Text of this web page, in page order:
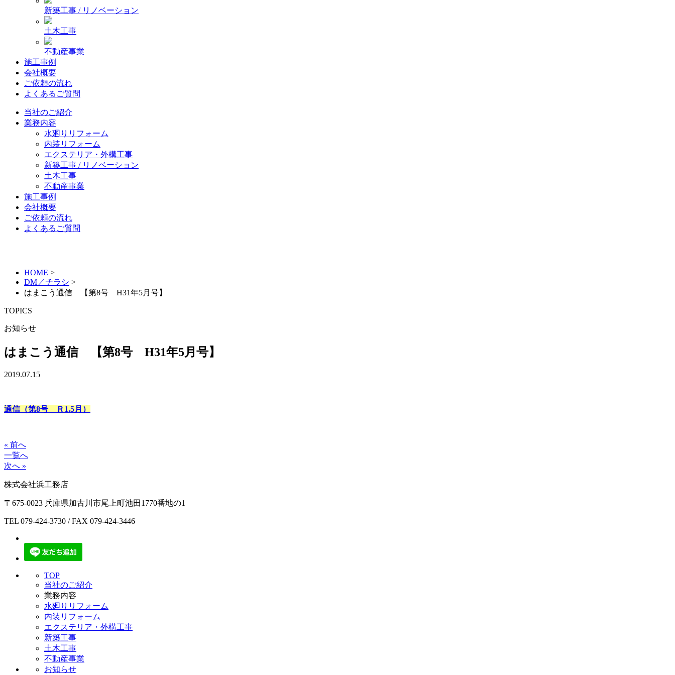
新築工事 / リノベーション
土木工事
不動産事業
施工事例
会社概要
ご依頼の流れ
よくあるご質問
当社のご紹介
業務内容
水廻りリフォーム
内装リフォーム
エクステリア・外構工事
新築工事 / リノベーション
土木工事
不動産事業
施工事例
会社概要
ご依頼の流れ
よくあるご質問
HOME >
DM／チラシ >
はまこう通信 【第8号 H31年5月号】
TOPICS
お知らせ
はまこう通信 【第8号 H31年5月号】
2019.07.15
通信（第8号 Ｒ1.5月）
« 前へ
一覧へ
次へ »
株式会社浜工務店
〒675-0023 兵庫県加古川市尾上町池田1770番地の1
TEL 079-424-3730 / FAX 079-424-3446
TOP
当社のご紹介
業務内容
水廻りリフォーム
内装リフォーム
エクステリア・外構工事
新築工事
土木工事
不動産事業
お知らせ